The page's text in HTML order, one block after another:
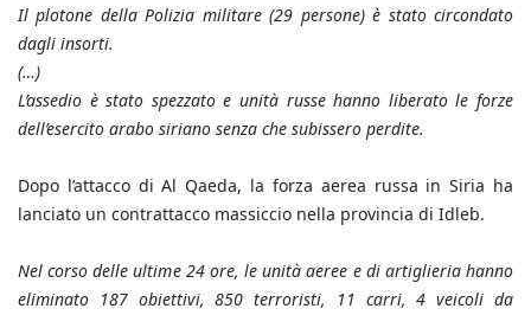
Il plotone della Polizia militare (29 persone) è stato circondato
dagli insorti.
(…)
L’assedio è stato spezzato e unità russe hanno liberato le forze
dell’esercito arabo siriano senza che subissero perdite.
Dopo l’attacco di Al Qaeda, la forza aerea russa in Siria ha
lanciato un contrattacco massiccio nella provincia di Idleb.
Nel corso delle ultime 24 ore, le unità aeree e di artiglieria hanno
eliminato 187 obiettivi, 850 terroristi, 11 carri, 4 veicoli da